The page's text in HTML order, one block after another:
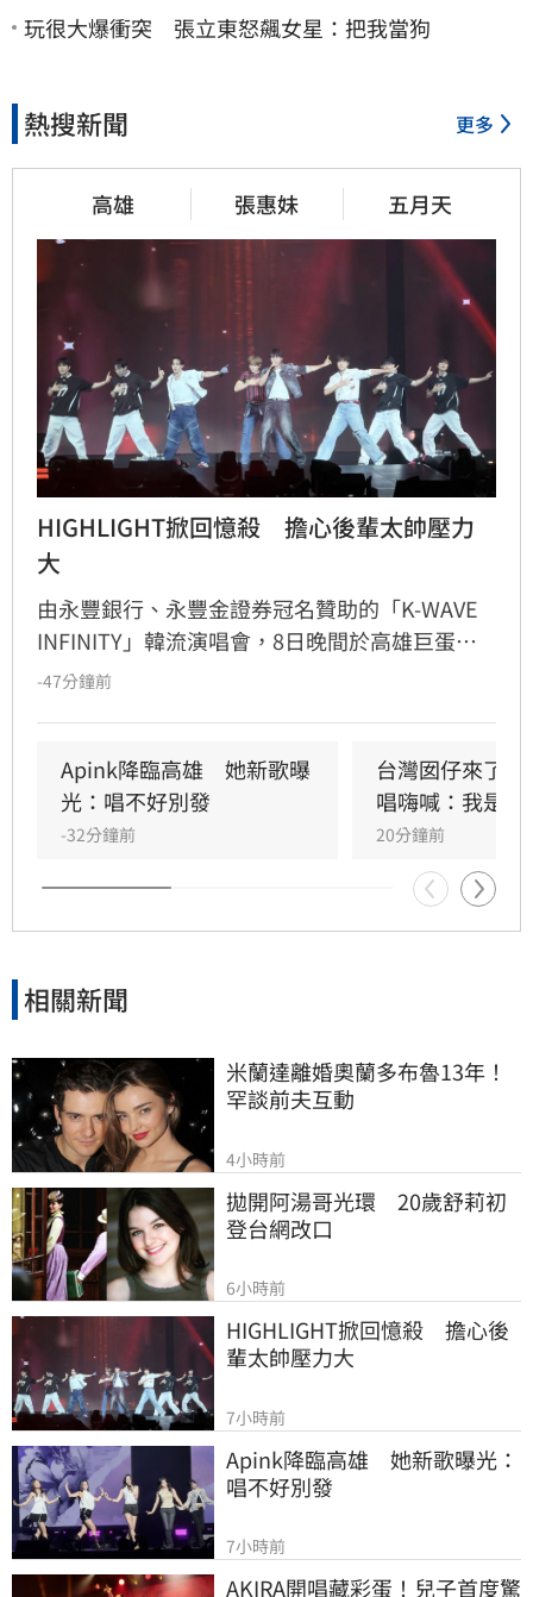
玩很大爆衝突 張立東怒飆女星：把我當狗
熱搜新聞 更多
高雄 張惠妹 五月天
HIGHLIGHT掀回憶殺　擔心後輩太帥壓力
大
由永豐銀行、永豐金證券冠名贊助的「K-WAVE
INFINITY」韓流演唱會，8日晚間於高雄巨蛋熱
力開唱，集結NEWBEAT、FLARE U、CRAVITY、
熱情應援，尖叫與歡呼聲一路未停，最後由
HIGHLIGHT壓軸接管舞台，將現場氣氛推向最高
潮。
-47分鐘前
Apink降臨高雄　她新歌曝
光：唱不好別發
-32分鐘前
台灣囡仔來了
唱嗨喊：我是誰
20分鐘前
相關新聞
米蘭達離婚奧蘭多布魯13年！
罕談前夫互動
4小時前
拋開阿湯哥光環　20歲舒莉初
登台網改口
6小時前
HIGHLIGHT掀回憶殺　擔心後
輩太帥壓力大
7小時前
Apink降臨高雄　她新歌曝光：
唱不好別發
7小時前
AKIRA開唱藏彩蛋！兒子首度驚